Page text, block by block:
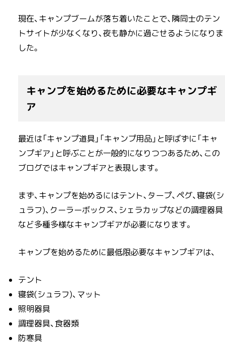
現在、キャンプブームが落ち着いたことで、隣同士のテン
トサイトが少なくなり、夜も静かに過ごせるようになりま
した。
キャンプを始めるために必要なキャンプギ
ア
最近は「キャンプ道具」「キャンプ用品」と呼ばずに「キャ
ンプギア」と呼ぶことが一般的になりつつあるため、この
ブログではキャンプギアと表現します。
まず、キャンプを始めるにはテント、タープ、ペグ、寝袋(シ
ュラフ)、クーラーボックス、シェラカップなどの調理器具
など多種多様なキャンプギアが必要になります。
キャンプを始めるために最低限必要なキャンプギアは、
テント
寝袋(シュラフ)、マット
照明器具
調理器具、食器類
防寒具